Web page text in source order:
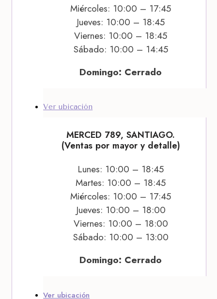
Miércoles: 10:00 – 17:45
Jueves: 10:00 – 18:45
Viernes: 10:00 – 18:45
Sábado: 10:00 – 14:45
Domingo: Cerrado
Ver ubicación
MERCED 789, SANTIAGO.
(Ventas por mayor y detalle)
Lunes: 10:00 – 18:45
Martes: 10:00 – 18:45
Miércoles: 10:00 – 17:45
Jueves: 10:00 – 18:00
Viernes: 10:00 – 18:00
Sábado: 10:00 – 13:00
Domingo: Cerrado
Ver ubicación